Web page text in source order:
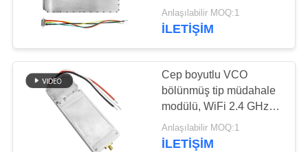
Tek Yönlü Yükseltici
15
sinyal engelleyici
modülü
Anlaşılabilir MOQ:1
İLETIŞIM
Cep boyutlu VCO
bölünmüş tip müdahale
modülü, WiFi 2.4 GHz
ve 5.8 GHz,
özelleştirilebilir.
Anlaşılabilir MOQ:1
İLETIŞIM